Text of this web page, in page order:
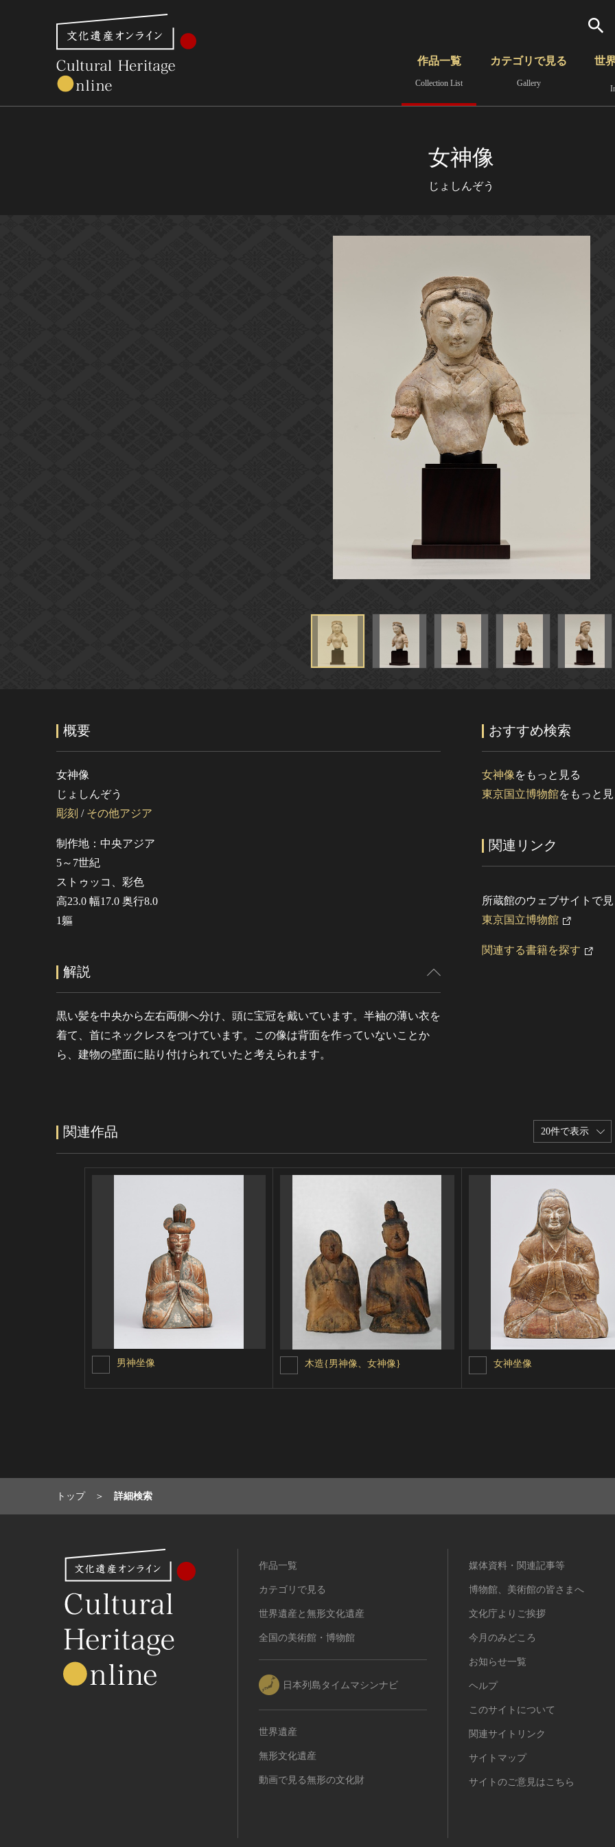
さらに詳細検索
作品一覧
Collection List
カテゴリで見る
Gallery
世
女神像
じょしんぞう
概要
女神像
じょしんぞう
彫刻 / その他アジア
制作地：中央アジア
5～7世紀
ストゥッコ、彩色
高23.0 幅17.0 奥行8.0
1軀
解説
黒い髪を中央から左右両側へ分け、頭に宝冠を戴いています。半袖の薄い衣を
着て、首にネックレスをつけています。この像は背面を作っていないことか
ら、建物の壁面に貼り付けられていたと考えられます。
おすすめ検索
女神像をもっと見る
東京国立博物館をもっと
関連リンク
所蔵館のウェブサイトで
東京国立博物館
関連する書籍を探す
関連作品 20件で表示
男神坐像 木造{男神像、女神像} 女神坐像
トップ 詳細検索
作品一覧
カテゴリで見る
世界遺産と無形文化遺産
全国の美術館・博物館
日本列島タイムマシンナビ
世界遺産
無形文化遺産
動画で見る無形の文化財
媒体資料・関連記事等
博物館、美術館の皆さまへ
文化庁よりご挨拶
今月のみどころ
お知らせ一覧
ヘルプ
このサイトについて
関連サイトリンク
サイトマップ
サイトのご意見はこちら